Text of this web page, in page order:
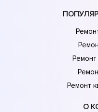
Ремонт
О